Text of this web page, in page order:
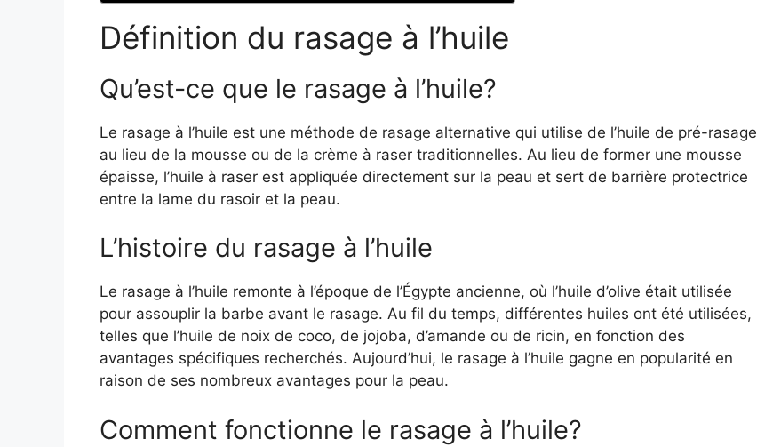
Définition du rasage à l’huile
Qu’est-ce que le rasage à l’huile?
Le rasage à l’huile est une méthode de rasage alternative qui utilise de l’huile de pré-rasage
au lieu de la mousse ou de la crème à raser traditionnelles. Au lieu de former une mousse
épaisse, l’huile à raser est appliquée directement sur la peau et sert de barrière protectrice
entre la lame du rasoir et la peau.
L’histoire du rasage à l’huile
Le rasage à l’huile remonte à l’époque de l’Égypte ancienne, où l’huile d’olive était utilisée
pour assouplir la barbe avant le rasage. Au fil du temps, différentes huiles ont été utilisées,
telles que l’huile de noix de coco, de jojoba, d’amande ou de ricin, en fonction des
avantages spécifiques recherchés. Aujourd’hui, le rasage à l’huile gagne en popularité en
raison de ses nombreux avantages pour la peau.
Comment fonctionne le rasage à l’huile?